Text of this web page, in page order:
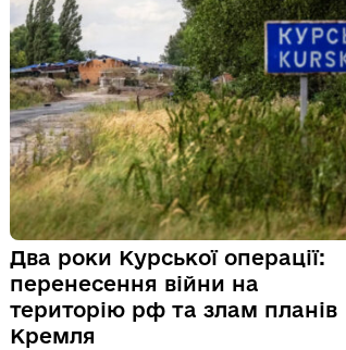
Два роки Курської операції:
перенесення війни на
територію рф та злам планів
Кремля